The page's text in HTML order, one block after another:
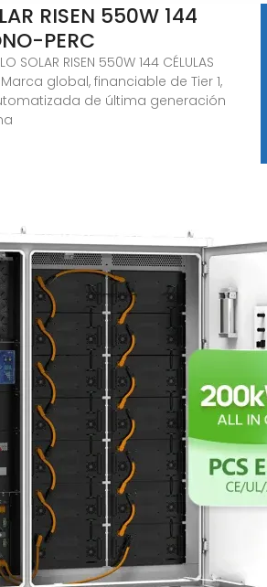
RISEN 550W 144
PERC
SOLAR RISEN 550W 144 CÉLULAS
Marca global, financiable de Tier 1,
de última generación